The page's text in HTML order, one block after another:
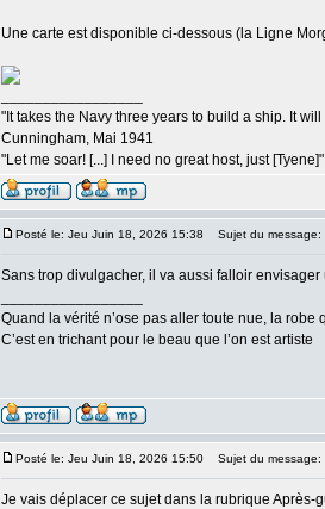
Une carte est disponible ci-dessous (la Ligne
"It takes the Navy three years to build a ship. It
Cunningham, Mai 1941
"Let me soar! [...] I need no great host, just
Posté le: Jeu Juin 18, 2026 15:38 Sujet du message:
Sans trop divulgacher, il va aussi falloir
Quand la vérité n’ose pas aller toute nue, la robe
C’est en trichant pour le beau que l’on est artiste
Posté le: Jeu Juin 18, 2026 15:50 Sujet du message:
Je vais déplacer ce sujet dans la rubrique Après-